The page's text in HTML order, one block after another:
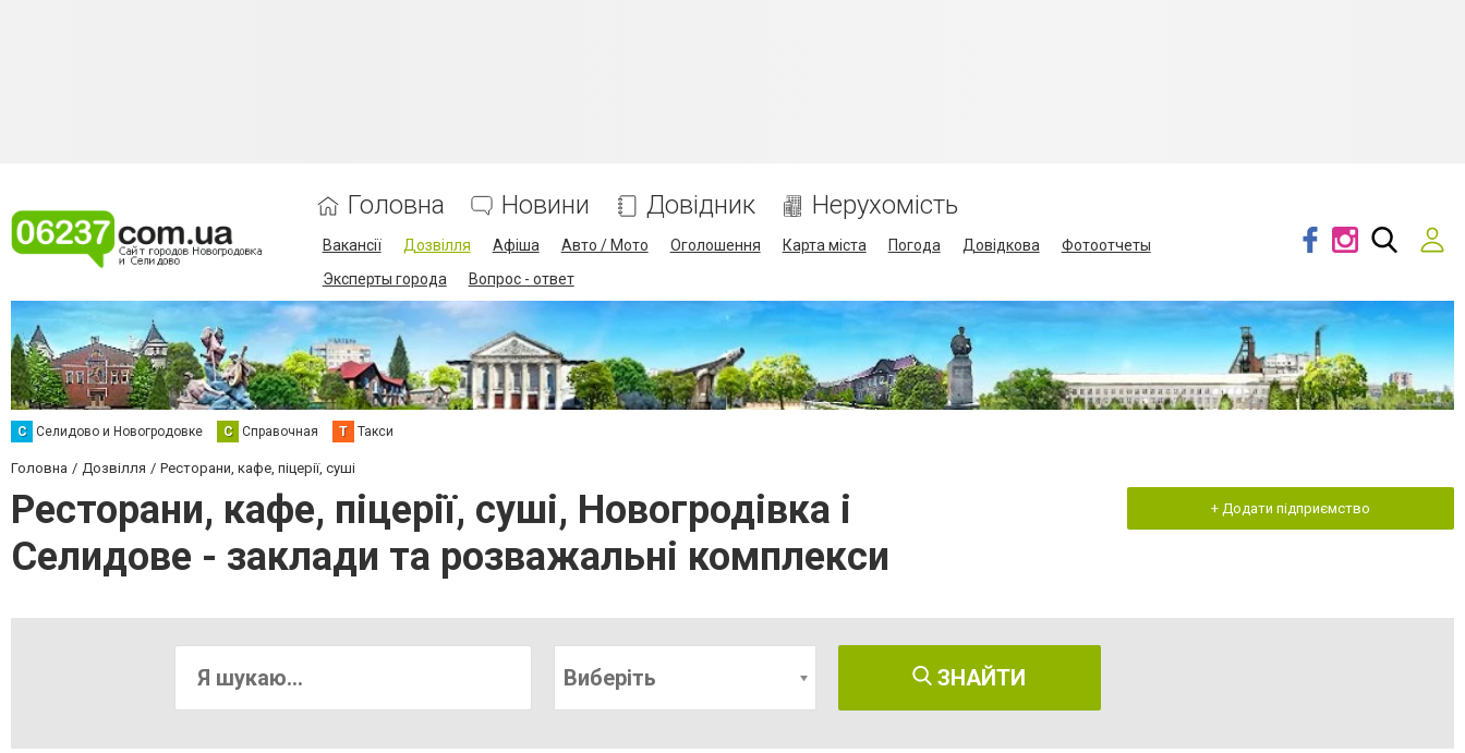
Головна Новини Довідник Нерухомість
Вакансії Дозвілля Афіша Авто / Мото Оголошення Карта міста Погода Довідкова
Фотоотчеты
Эксперты города
Вопрос - ответ
С Селидово и Новогродовке С Справочная Т Такси
Головна Дозвілля Ресторани, кафе, піцерії, суші
Ресторани, кафе, піцерії, суші, Новогродівка і
Селидове - заклади та розважальні комплекси
+ Додати підприємство
Виберіть ЗНАЙТИ